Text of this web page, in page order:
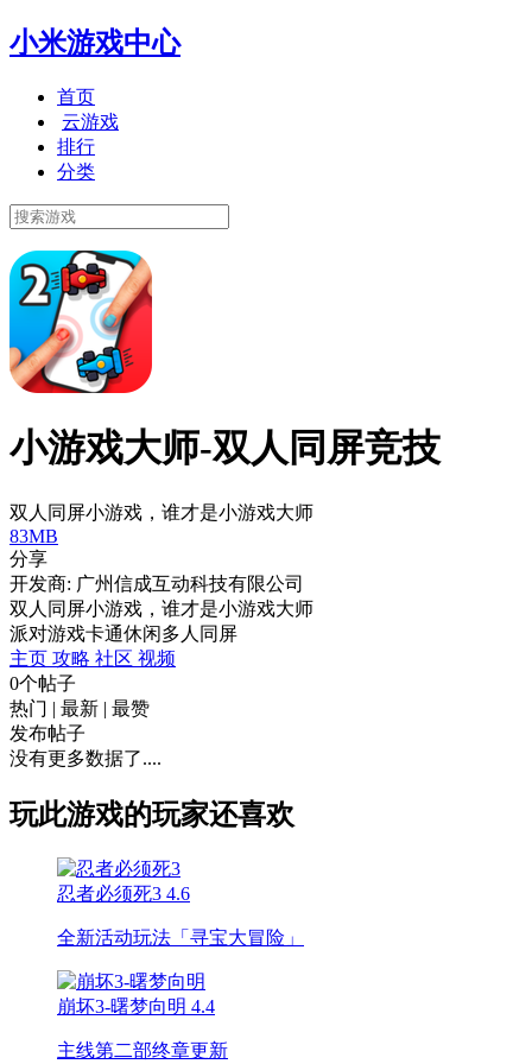
小米游戏中心
首页
云游戏
排行
分类
小游戏大师-双人同屏竞技
双人同屏小游戏，谁才是小游戏大师
83MB
分享
开发商: 广州信成互动科技有限公司
双人同屏小游戏，谁才是小游戏大师
派对游戏卡通休闲多人同屏
主页 攻略 社区 视频
0个帖子
热门 | 最新 | 最赞
发布帖子
没有更多数据了....
玩此游戏的玩家还喜欢
忍者必须死3 4.6
全新活动玩法「寻宝大冒险」
崩坏3-曙梦向明 4.4
主线第二部终章更新